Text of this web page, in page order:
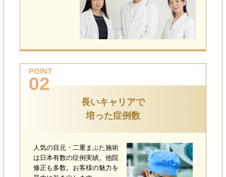
POINT
02
長いキャリアで
培った症例数
人気の目元・二重まぶた施術
は日本有数の症例実績。他院
修正も多数。お客様の魅力を